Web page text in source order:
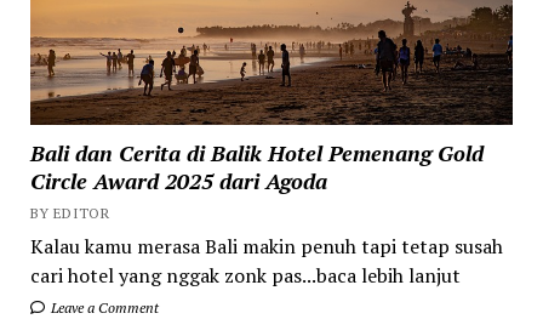
Bali dan Cerita di Balik Hotel Pemenang Gold
Circle Award 2025 dari Agoda
BY EDITOR
Kalau kamu merasa Bali makin penuh tapi tetap susah
cari hotel yang nggak zonk pas...baca lebih lanjut
Leave a Comment